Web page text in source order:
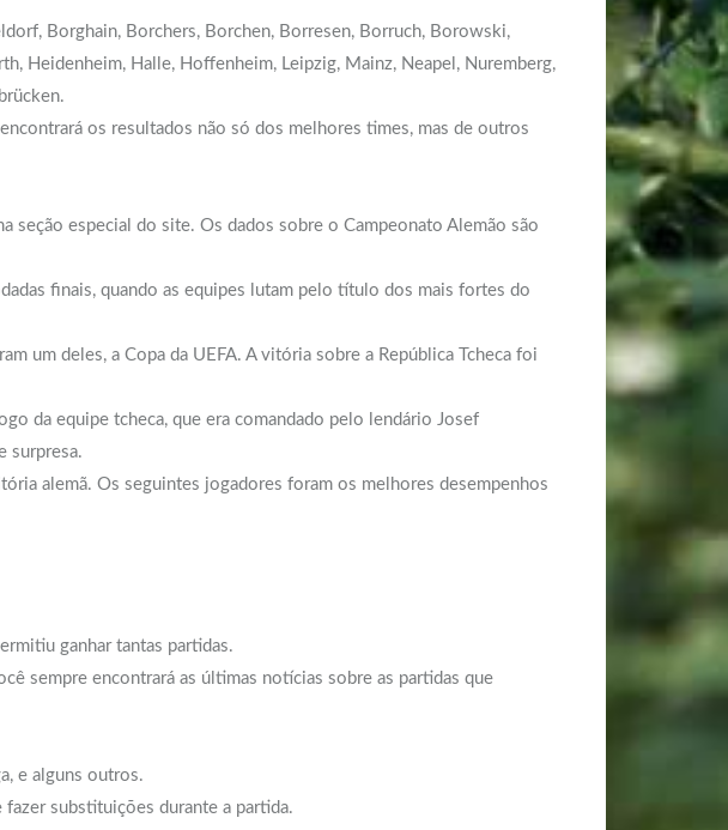
Borghain, Borchers, Borchen, Borresen, Borruch, Borowski,
Heidenheim, Halle, Hoffenheim, Leipzig, Mainz, Neapel, Nuremberg,
os resultados não só dos melhores times, mas de outros
especial do site. Os dados sobre o Campeonato Alemão são
finais, quando as equipes lutam pelo título dos mais fortes do
um deles, a Copa da UEFA. A vitória sobre a República Tcheca foi
da equipe tcheca, que era comandado pelo lendário Josef
surpresa.
alemã. Os seguintes jogadores foram os melhores desempenhos
ganhar tantas partidas.
sempre encontrará as últimas notícias sobre as partidas que
e alguns outros.
substituições durante a partida.